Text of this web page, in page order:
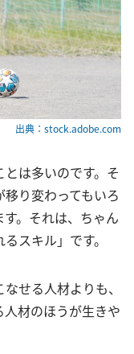
出典：stock.adobe.com
は多いのです。そ
り変わってもいろ
。それは、ちゃん
スキル」です。
せる人材よりも、
材のほうが生きや